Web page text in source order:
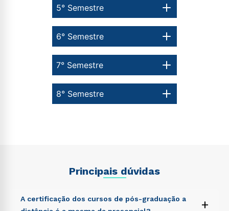
8° Semestre
7° Semestre
6° Semestre
5° Semestre
Principais dúvidas
A certificação dos cursos de pós-graduação a
+